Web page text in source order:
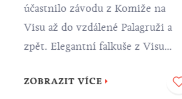
účastnilo závodu z Komiže na
Visu až do vzdálené Palagruži a
zpět. Elegantní falkuše z Visu
tradičních dřevěných lodí
ZOBRAZIT VÍCE